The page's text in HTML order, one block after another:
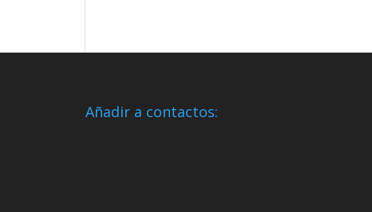
Añadir a contactos: